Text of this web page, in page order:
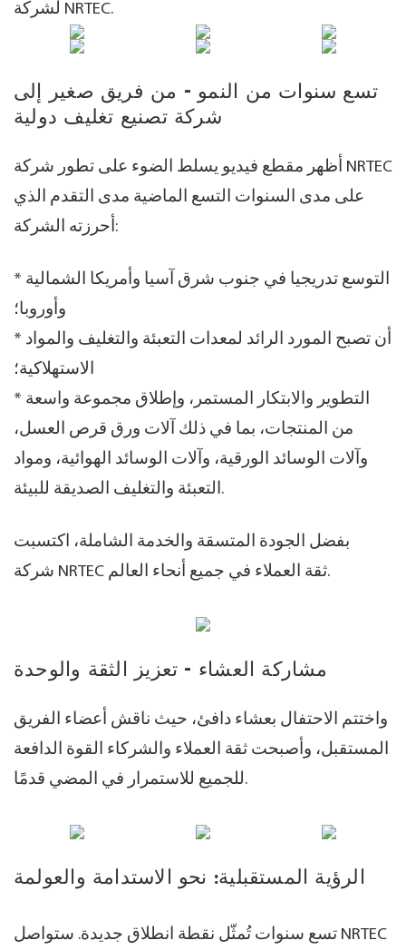
لشركة NRTEC.
تسع سنوات من النمو - من فريق صغير إلى
شركة تصنيع تغليف دولية
أظهر مقطع فيديو يسلط الضوء على تطور شركة NRTEC
على مدى السنوات التسع الماضية مدى التقدم الذي
أحرزته الشركة:
* التوسع تدريجيا في جنوب شرق آسيا وأمريكا الشمالية
وأوروبا؛
* أن تصبح المورد الرائد لمعدات التعبئة والتغليف والمواد
الاستهلاكية؛
* التطوير والابتكار المستمر، وإطلاق مجموعة واسعة
من المنتجات، بما في ذلك آلات ورق قرص العسل،
وآلات الوسائد الورقية، وآلات الوسائد الهوائية، ومواد
التعبئة والتغليف الصديقة للبيئة.
بفضل الجودة المتسقة والخدمة الشاملة، اكتسبت
شركة NRTEC ثقة العملاء في جميع أنحاء العالم.
مشاركة العشاء - تعزيز الثقة والوحدة
واختتم الاحتفال بعشاء دافئ، حيث ناقش أعضاء الفريق
المستقبل، وأصبحت ثقة العملاء والشركاء القوة الدافعة
للجميع للاستمرار في المضي قدمًا.
الرؤية المستقبلية: نحو الاستدامة والعولمة
تسع سنوات تُمثّل نقطة انطلاق جديدة. ستواصل NRTEC